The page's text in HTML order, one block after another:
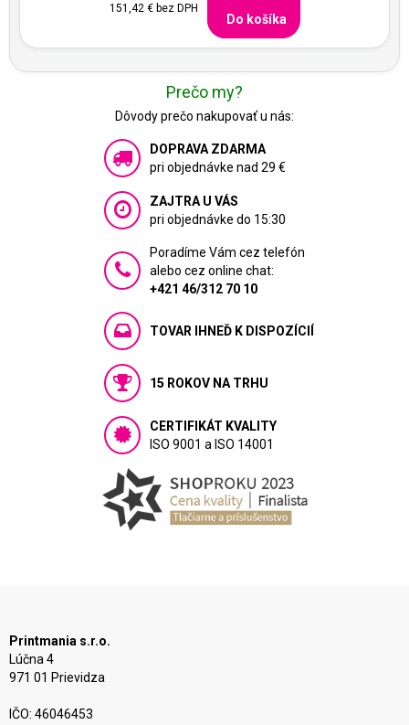
151,42 €bez DPH
Do košíka
Prečo my?
Dôvody prečo nakupovať u nás:
DOPRAVA ZDARMA
pri objednávke nad 29 €
ZAJTRA U VÁS
pri objednávke do 15:30
Poradíme Vám cez telefón
alebo cez online chat:
+421 46/312 70 10
TOVAR IHNEĎ K DISPOZÍCIÍ
15 ROKOV NA TRHU
CERTIFIKÁT KVALITY
ISO 9001 a ISO 14001
Printmania s.r.o.
Lúčna 4
971 01 Prievidza
IČO: 46046453